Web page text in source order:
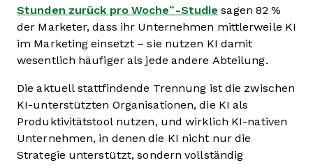
Stunden zurück pro Woche“-Studie sagen 82 %
der Marketer, dass ihr Unternehmen mittlerweile KI
im Marketing einsetzt – sie nutzen KI damit
wesentlich häufiger als jede andere Abteilung.
Die aktuell stattfindende Trennung ist die zwischen
KI-unterstützten Organisationen, die KI als
Produktivitätstool nutzen, und wirklich KI-nativen
Unternehmen, in denen die KI nicht nur die
Strategie unterstützt, sondern vollständig